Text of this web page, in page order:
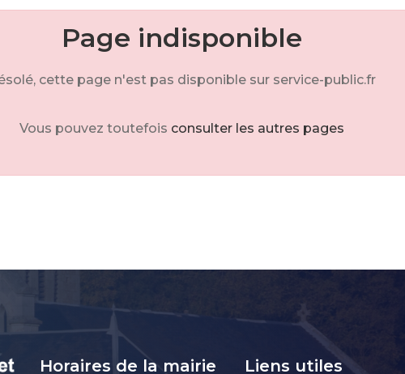
Page indisponible
cette page n'est pas disponible sur service-public.fr
Vous pouvez toutefois consulter les autres pages
Horaires de la mairie Liens utiles